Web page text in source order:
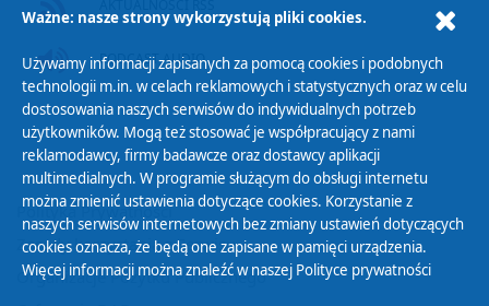
PODCAST AUDIO
Polityka Prywatności
Zasady korzystania z Serwisu
Organizacje Pożytku Publicznego
Ważne: nasze strony wykorzystują pliki cookies.
Używamy informacji zapisanych za pomocą cookies i podobnych
technologii m.in. w celach reklamowych i statystycznych oraz w celu
dostosowania naszych serwisów do indywidualnych potrzeb
użytkowników. Mogą też stosować je współpracujący z nami
reklamodawcy, firmy badawcze oraz dostawcy aplikacji
multimedialnych. W programie służącym do obsługi internetu
można zmienić ustawienia dotyczące cookies. Korzystanie z
naszych serwisów internetowych bez zmiany ustawień dotyczących
cookies oznacza, że będą one zapisane w pamięci urządzenia.
Więcej informacji można znaleźć w naszej Polityce prywatności